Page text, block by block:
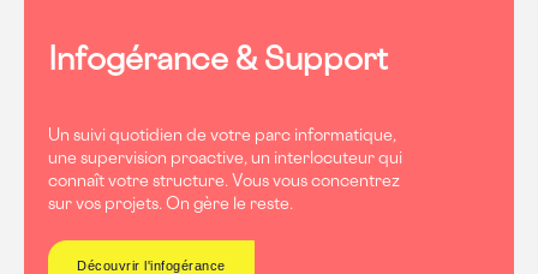
Infogérance & Support
Un suivi quotidien de votre parc informatique,
une supervision proactive, un interlocuteur qui
connaît votre structure. Vous vous concentrez
sur vos projets. On gère le reste.
Découvrir l'infogérance